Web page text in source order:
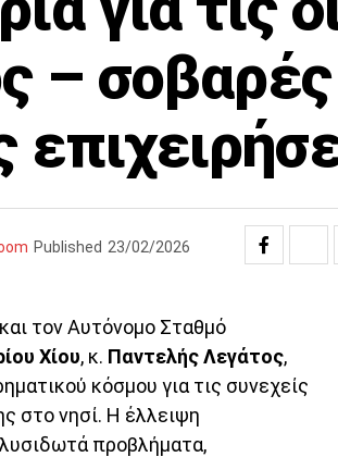
– σοβαρές
Published 23/02/2026
τον Αυτόνομο Σταθμό
Χίου, κ. Παντελής Λεγάτος,
κόσμου για τις συνεχείς
στο νησί. Η έλλειψη
προβλήματα,